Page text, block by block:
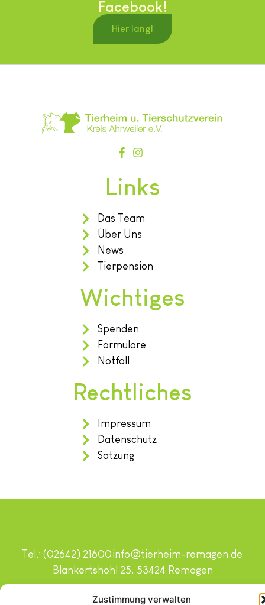
Zustimmung verwalten
Facebook!
Hier lang!
Links
Das Team
Über Uns
News
Tierpension
Wichtiges
Spenden
Formulare
Notfall
Rechtliches
Impressum
Datenschutz
Satzung
Copyright © 2024. Alle Rechte vorbehalten.
Tel.: (02642) 21600info@tierheim-remagen.de
Blankertshohl 25, 53424 Remagen